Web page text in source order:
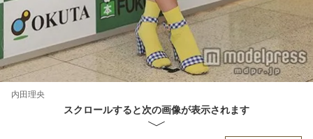
内田理央
スクロールすると次の画像が表示されます